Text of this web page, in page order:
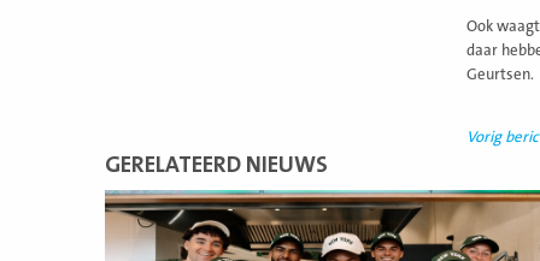
Ook
daar
Geurtsen.
Vorig
GERELATEERD NIEUWS
Lees
meer